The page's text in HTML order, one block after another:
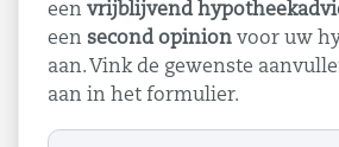
een vrijblijvend
een second opinion voor uw
aan. Vink de gewenste
aan in het formulier.